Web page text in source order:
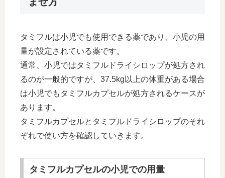
タミフルは小児でも使用できる薬であり、小児の用
量が設定されている薬です。
通常、小児ではタミフルドライシロップが処方され
るのが一般的ですが、37.5kg以上の体重がある場合
は小児でもタミフルカプセルが処方されるケースが
あります。
タミフルカプセルとタミフルドライシロップのそれ
ぞれで使い方を確認していきます。
タミフルカプセルの小児での用量